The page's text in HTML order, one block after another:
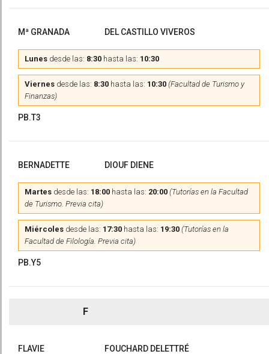
Mª GRANADA DEL CASTILLO VIVEROS
Lunes desde las: 8:30 hasta las: 10:30
Viernes desde las: 8:30 hasta las: 10:30 (Facultad de Turismo y
Finanzas)
PB.T3
BERNADETTE DIOUF DIENE
Martes desde las: 18:00 hasta las: 20:00 (Tutorías en la Facultad
de Turismo. Previa cita)
Miércoles desde las: 17:30 hasta las: 19:30 (Tutorías en la
Facultad de Filología. Previa cita)
PB.Y5
F
FLAVIE FOUCHARD DELETTRÉ